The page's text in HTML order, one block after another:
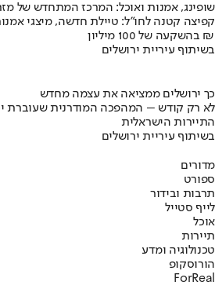
שופינג, אמנות ואוכל: המרכז המתחדש של
קפיצה קטנה לחו"ל: טיילת חדשה, מיצגי
בהשקעה של 100 מיליון ₪
בשיתוף עיריית ירושלים
כך ירושלים ממציאה את עצמה מחדש
לא רק קודש – המהפכה המודרנית שעוברת
התיירות הישראלית
בשיתוף עיריית ירושלים
מדורים
ספורט
תרבות ובידור
לייף סטייל
אוכל
תיירות
טכנולוגיה ומדע
הורוסקופ
ForReal